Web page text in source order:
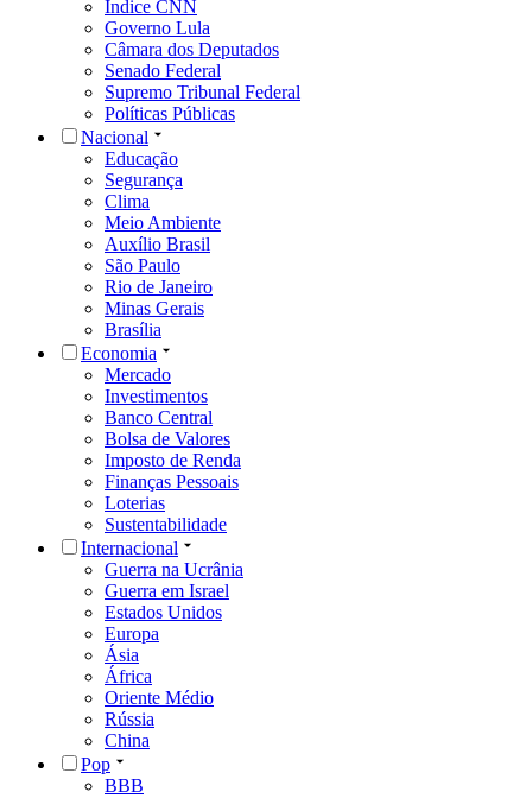
Índice CNN
Governo Lula
Câmara dos Deputados
Senado Federal
Supremo Tribunal Federal
Políticas Públicas
Nacional
Educação
Segurança
Clima
Meio Ambiente
Auxílio Brasil
São Paulo
Rio de Janeiro
Minas Gerais
Brasília
Economia
Mercado
Investimentos
Banco Central
Bolsa de Valores
Imposto de Renda
Finanças Pessoais
Loterias
Sustentabilidade
Internacional
Guerra na Ucrânia
Guerra em Israel
Estados Unidos
Europa
Ásia
África
Oriente Médio
Rússia
China
Pop
BBB